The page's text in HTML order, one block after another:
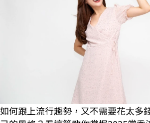
如何跟上流行趨勢，又不需要花太多